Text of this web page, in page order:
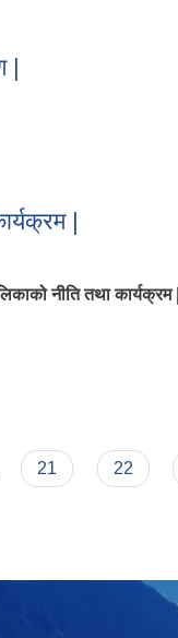
|
|
नीति तथा कार्यक्रम |
21 22